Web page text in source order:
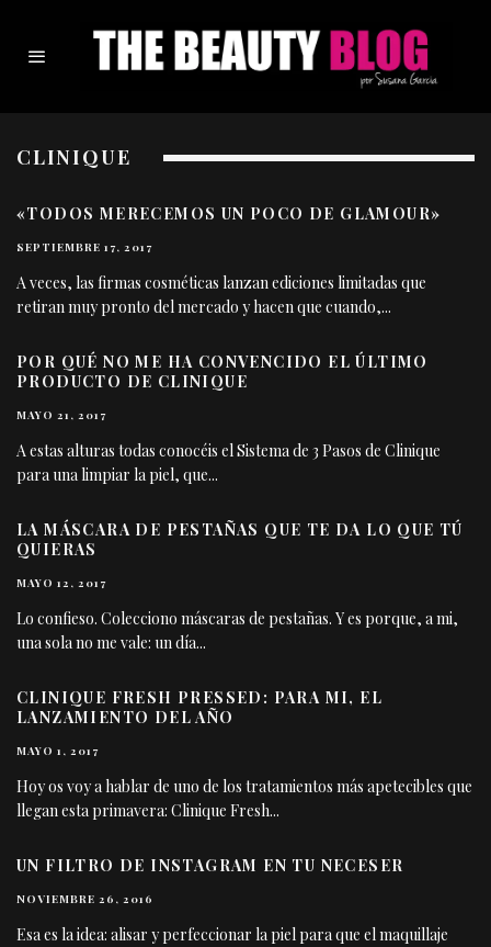
CLINIQUE
«TODOS MERECEMOS UN POCO DE GLAMOUR»
SEPTIEMBRE 17, 2017
A veces, las firmas cosméticas lanzan ediciones limitadas que
retiran muy pronto del mercado y hacen que cuando,...
POR QUÉ NO ME HA CONVENCIDO EL ÚLTIMO
PRODUCTO DE CLINIQUE
MAYO 21, 2017
A estas alturas todas conocéis el Sistema de 3 Pasos de Clinique
para una limpiar la piel, que...
LA MÁSCARA DE PESTAÑAS QUE TE DA LO QUE TÚ
QUIERAS
MAYO 12, 2017
Lo confieso. Colecciono máscaras de pestañas. Y es porque, a mi,
una sola no me vale: un día...
CLINIQUE FRESH PRESSED: PARA MI, EL
LANZAMIENTO DEL AÑO
MAYO 1, 2017
Hoy os voy a hablar de uno de los tratamientos más apetecibles que
llegan esta primavera: Clinique Fresh...
UN FILTRO DE INSTAGRAM EN TU NECESER
NOVIEMBRE 26, 2016
Esa es la idea: alisar y perfeccionar la piel para que el maquillaje